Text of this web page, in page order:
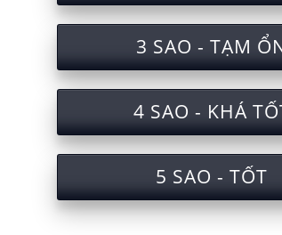
nghiệm an toàn lao động sản
lao động sản xuất viên nén
lao động sản xuất viên nén
an toàn lao động sản xuất viên
an toàn lao động sản xuất
3 SAO - TẠM
4 SAO - KHÁ
5 SAO - TỐT